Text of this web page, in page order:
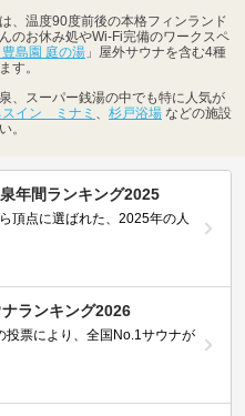
は、温度90度前後の本格フィンランド
のお休み処やWi-Fi完備のワークスペ
島園 庭の湯 」屋外サウナを含む4種
す。
、スーパー銭湯の中でも特に人気が
スイン ミナミ 、 杉戸浴場 などの施設
。
年間ランキング2025
頂点に選ばれた、2025年の人
ランキング2026
投票により、全国No.1サウナが